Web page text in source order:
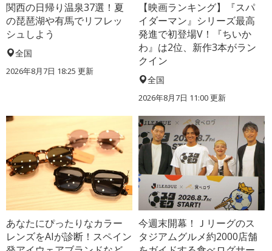
関西の日帰り温泉37選！夏
の琵琶湖や有馬でリフレッ
シュしよう
全国
2026年8月7日 18:25 更新
【映画ランキング】『スパ
イダーマン』シリーズ最高
発進で初登場V！『ちいか
わ』は2位、新作3本がラン
クイン
全国
2026年8月7日 11:00更新
あなたにぴったりなカラー
レンズをAIが診断！スペイン
今週末開幕！Ｊリーグのス
タジアムグルメ約2000店舗